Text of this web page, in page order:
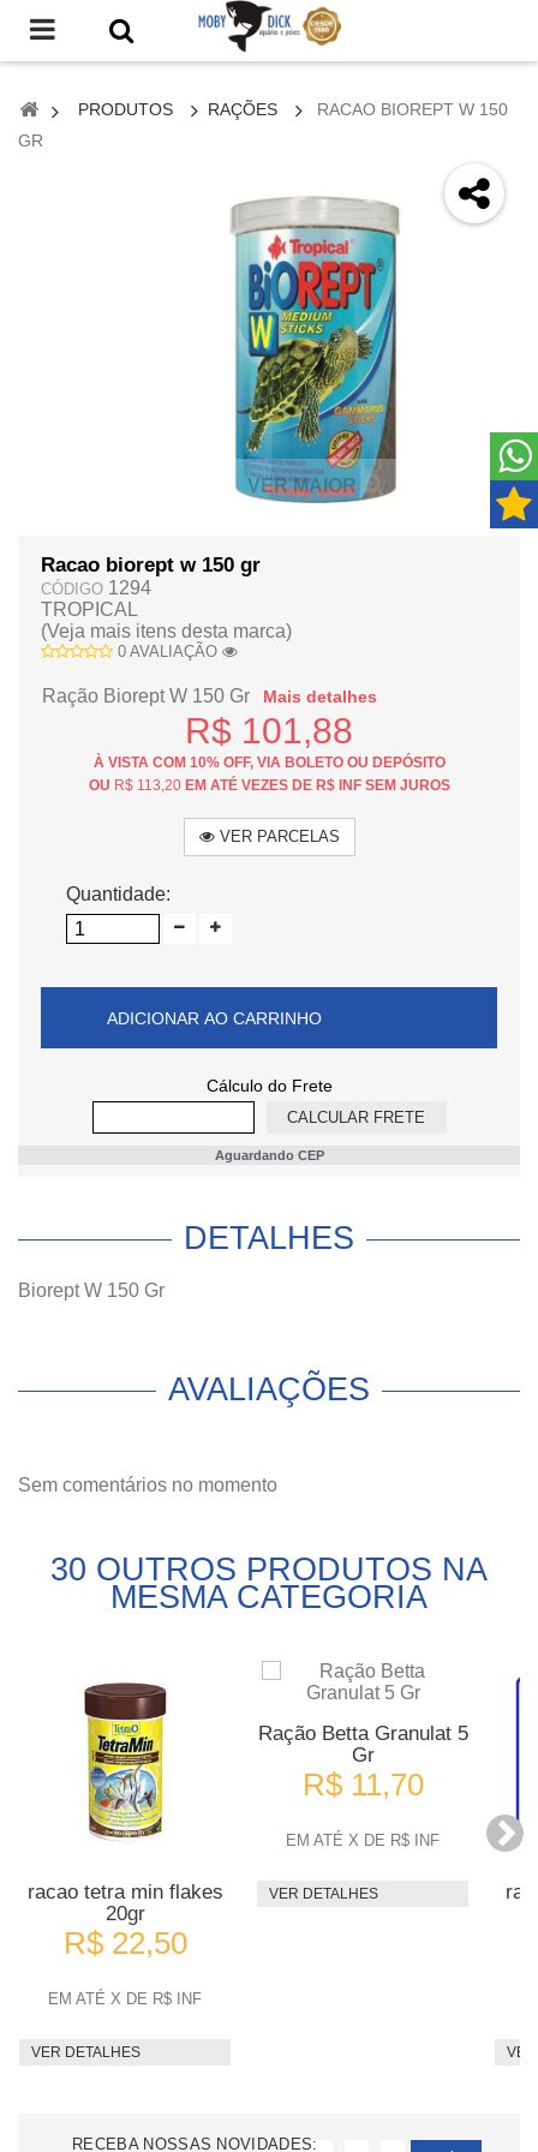
PRODUTOS RAÇÕES
RACAO BIOREPT W 150
GR
VER MAIOR
Racao biorept w 150 gr
CÓDIGO 1294
TROPICAL
(Veja mais itens desta marca)
0 AVALIAÇÃO
Ração Biorept W 150 Gr Mais detalhes
R$ 101,88
À VISTA COM 10% OFF, VIA BOLETO OU DEPÓSITO
OU R$ 113,20EM ATÉ VEZES DE R$ INF SEM JUROS
VER PARCELAS
Quantidade:
ADICIONAR AO CARRINHO
Cálculo do Frete
Aguardando CEP
DETALHES
Biorept W 150 Gr
AVALIAÇÕES
Sem comentários no momento
30 OUTROS PRODUTOS NA
MESMA CATEGORIA
racao tetra min flakes
20gr
R$ 22,50
EM ATÉ X DE R$ INF
VER DETALHES
Ração Betta Granulat 5
Gr
R$ 11,70
EM ATÉ X DE R$ INF
VER DETALHES
RECEBA NOSSAS NOVIDADES: